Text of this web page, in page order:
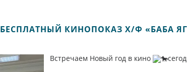
БЕСПЛАТНЫЙ КИНОПОКАЗ Х/Ф «БАБА
Встречаем Новый год в кино